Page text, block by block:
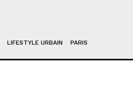
LIFESTYLE URBAIN PARIS